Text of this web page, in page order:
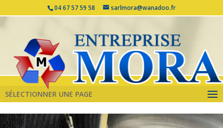
04 67 57 59 58 sarlmora@wanadoo.fr
SÉLECTIONNER UNE PAGE